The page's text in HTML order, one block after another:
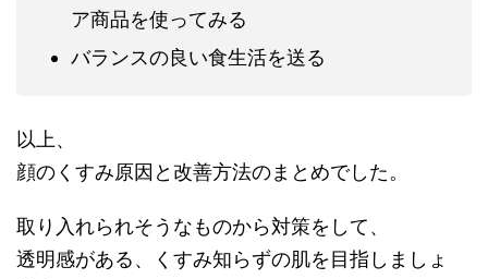
ア商品を使ってみる
バランスの良い食生活を送る
以上、
顔のくすみ原因と改善方法のまとめでした。
取り入れられそうなものから対策をして、
透明感がある、くすみ知らずの肌を目指しましょ